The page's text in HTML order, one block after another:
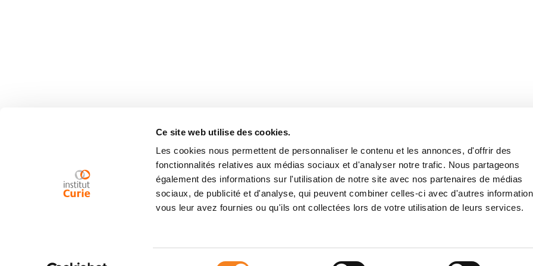
Ce site web utilise des cookies.
Les cookies nous permettent de personnaliser le contenu et les annonces, d'offrir des
fonctionnalités relatives aux médias sociaux et d'analyser notre trafic. Nous partageons
également des informations sur l'utilisation de notre site avec nos partenaires de médias
sociaux, de publicité et d'analyse, qui peuvent combiner celles-ci avec d'autres
vous leur avez fournies ou qu'ils ont collectées lors de votre utilisation de leurs services.
Mentions légales